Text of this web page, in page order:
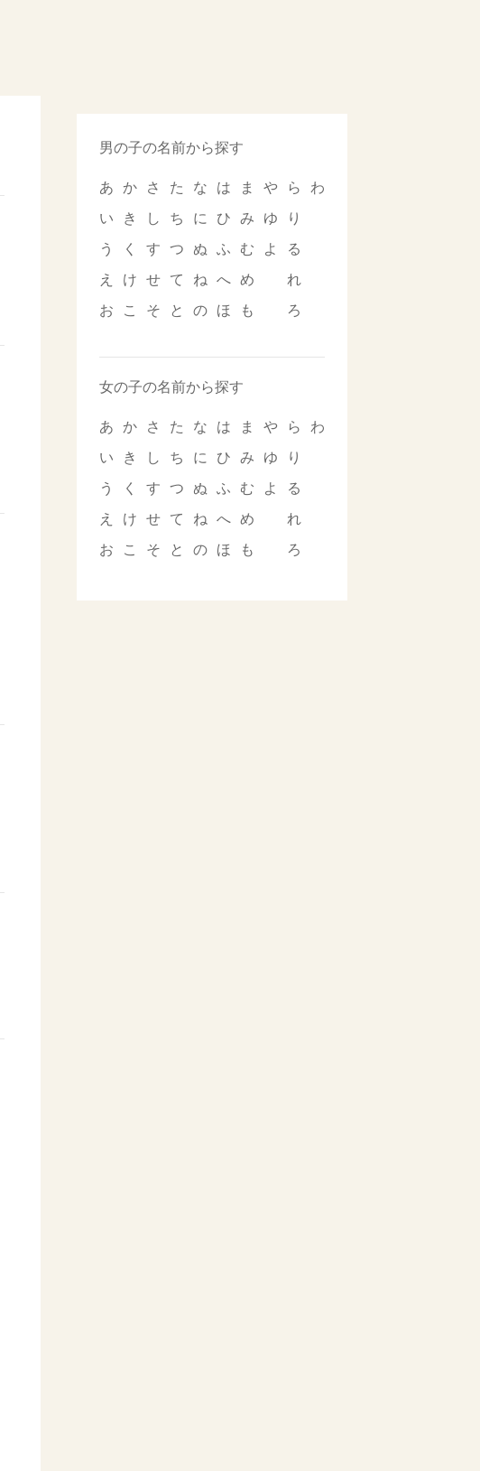
男の子の名前から探す
あ
い
う
え
お
か
き
く
け
こ
さ
し
す
せ
そ
た
ち
つ
て
と
な
に
ぬ
ね
の
は
ひ
ふ
へ
ほ
ま
み
む
め
も
や
ゆ
よ
ら
り
る
れ
ろ
わ
女の子の名前から探す
あ
い
う
え
お
か
き
く
け
こ
さ
し
す
せ
そ
た
ち
つ
て
と
な
に
ぬ
ね
の
は
ひ
ふ
へ
ほ
ま
み
む
め
も
や
ゆ
よ
ら
り
る
れ
ろ
わ